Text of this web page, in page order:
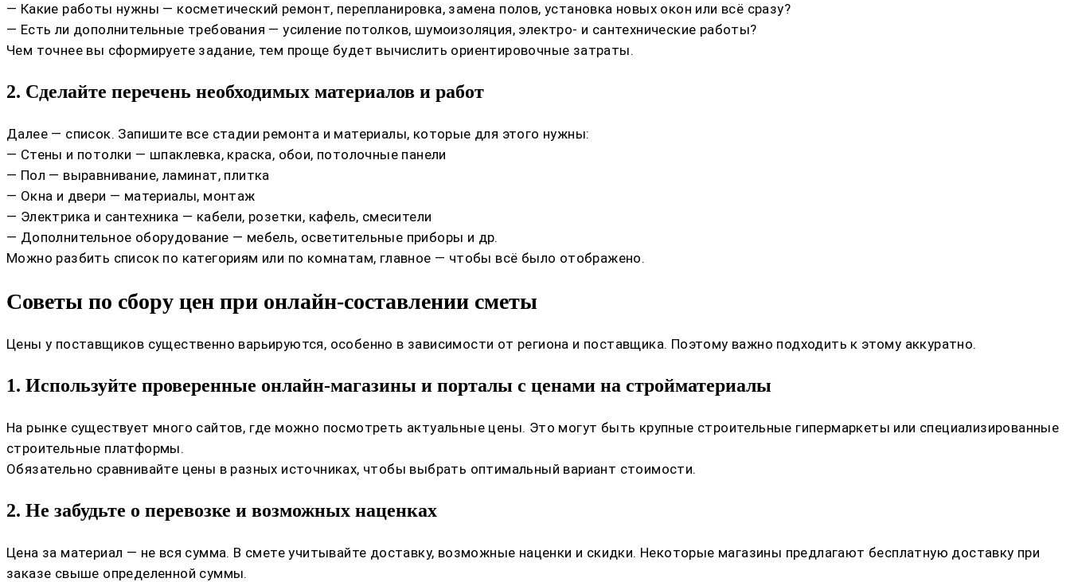
— Какие работы нужны — косметический ремонт, перепланировка, замена полов, установка новых окон или всё сразу?
— Есть ли дополнительные требования — усиление потолков, шумоизоляция, электро- и сантехнические работы?
Чем точнее вы сформируете задание, тем проще будет вычислить ориентировочные затраты.
2. Сделайте перечень необходимых материалов и работ
Далее — список. Запишите все стадии ремонта и материалы, которые для этого нужны:
— Стены и потолки — шпаклевка, краска, обои, потолочные панели
— Пол — выравнивание, ламинат, плитка
— Окна и двери — материалы, монтаж
— Электрика и сантехника — кабели, розетки, кафель, смесители
— Дополнительное оборудование — мебель, осветительные приборы и др.
Можно разбить список по категориям или по комнатам, главное — чтобы всё было отображено.
Советы по сбору цен при онлайн-составлении сметы
Цены у поставщиков существенно варьируются, особенно в зависимости от региона и поставщика. Поэтому важно подходить к этому аккуратно.
1. Используйте проверенные онлайн-магазины и порталы с ценами на стройматериалы
На рынке существует много сайтов, где можно посмотреть актуальные цены. Это могут быть крупные строительные гипермаркеты или специализированные
строительные платформы.
Обязательно сравнивайте цены в разных источниках, чтобы выбрать оптимальный вариант стоимости.
2. Не забудьте о перевозке и возможных наценках
Цена за материал — не вся сумма. В смете учитывайте доставку, возможные наценки и скидки. Некоторые магазины предлагают бесплатную доставку при
заказе свыше определенной суммы.